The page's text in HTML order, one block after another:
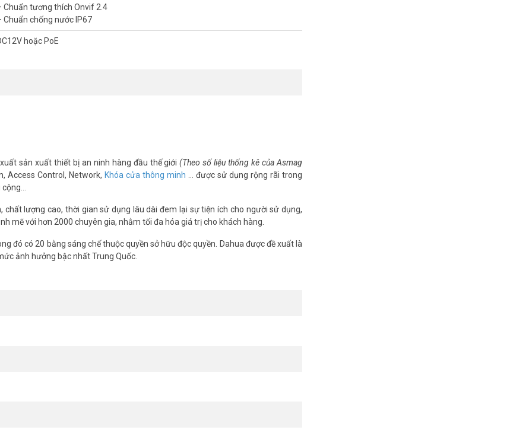
minh
thể bỏ rơi, vật thể lấy mất, phát hiện lãng vãng, tụ tập, heatmap…
Chuẩn tương thích Onvif 2.4
Chuẩn chống nước IP67
hoặc PoE
sản xuất thiết bị an ninh hàng đầu thế giới(Theo số liệu thống kê của Asmag
Access Control, Network, Khóa cửa thông minh … được sử dụng rộng rãi trong
chất lượng cao, thời gian sử dụng lâu dài đem lại sự tiện ích cho người sử dụng,
mẽ với hơn 2000 chuyên gia, nhằm tối đa hóa giá trị cho khách hàng.
đó có 20 bằng sáng chế thuộc quyền sở hữu độc quyền. Dahua được đề xuất là
ảnh hưởng bậc nhất Trung Quốc.